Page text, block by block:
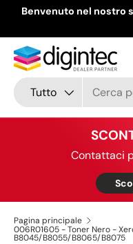
Benvenuto nel nostro
Cerca
Tipo prodotto
Tutto
Contattaci
Pagina principale
006R01605 - Toner Nero -
B8045/B8055/B8065/B8075